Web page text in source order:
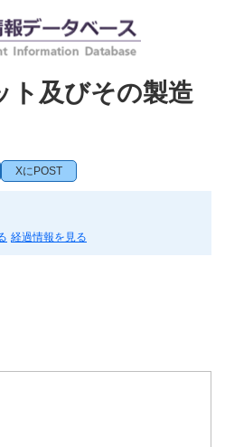
ト及びその製造
XにPOST
経過情報を見る